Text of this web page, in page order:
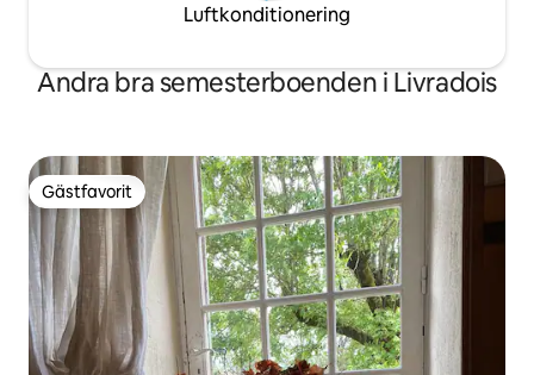
Luftkonditionering
Andra bra semesterboenden i Livradois
Gästfavorit
Gästfavorit